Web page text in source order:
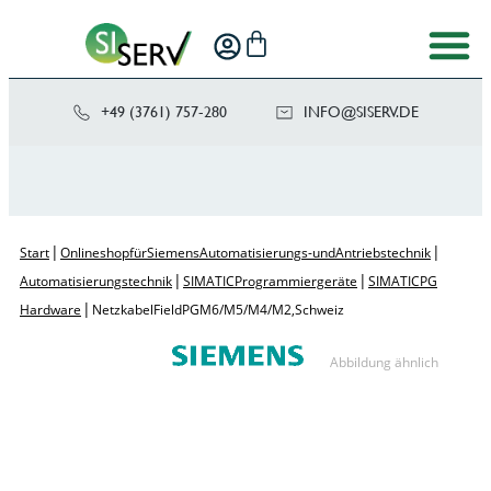
+49 (3761) 757-280 ED.VRE
SIS@OF
NI
Start | Onlineshop für Siemens Automatisierungs- und Antriebstechnik |
Automatisierungstechnik | SIMATIC Programmiergeräte | SIMATIC PG
Hardware | Netzkabel Field PG M6/M5/M4/M2, Schweiz
Abbildung ähnlich